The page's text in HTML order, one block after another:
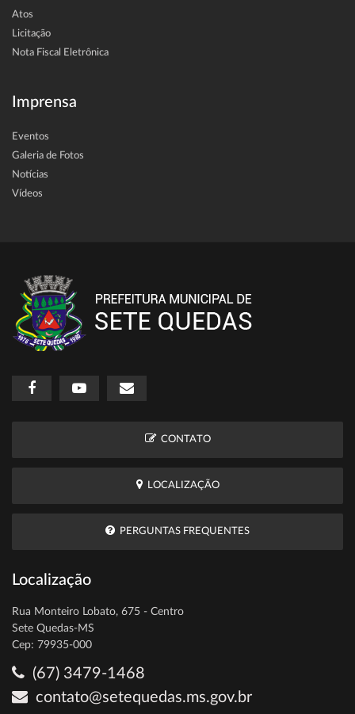
Atos
Licitação
Nota Fiscal Eletrônica
Imprensa
Eventos
Galeria de Fotos
Notícias
Vídeos
CONTATO
LOCALIZAÇÃO
PERGUNTAS FREQUENTES
Localização
Rua Monteiro Lobato, 675 - Centro
Sete Quedas-MS
Cep: 79935-000
(67) 3479-1468
contato@setequedas.ms.gov.br